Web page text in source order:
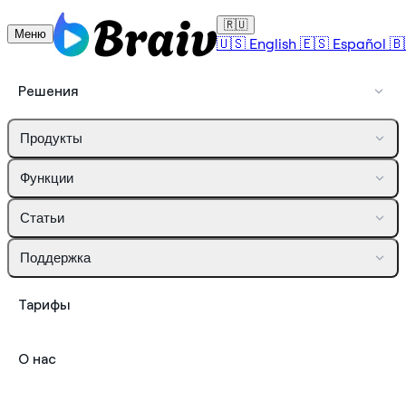
Меню
🇷🇺
🇺🇸 English 🇪🇸 Español
Решения
Продукты
Функции
Статьи
Поддержка
Тарифы
О нас